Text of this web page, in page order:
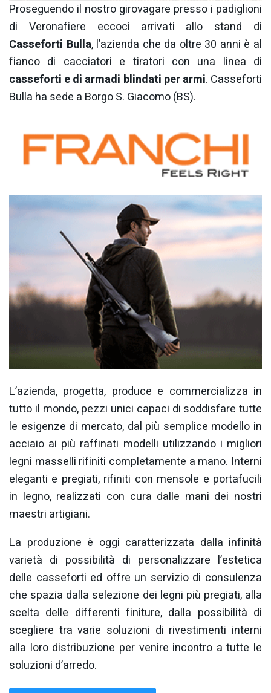
Proseguendo il nostro girovagare presso i padiglioni
di Veronafiere eccoci arrivati allo stand di
Casseforti Bulla, l’azienda che da oltre 30 anni è al
fianco di cacciatori e tiratori con una linea di
casseforti e di armadi blindati per armi. Casseforti
Bulla ha sede a Borgo S. Giacomo (BS).
L’azienda, progetta, produce e commercializza in
tutto il mondo, pezzi unici capaci di soddisfare tutte
le esigenze di mercato, dal più semplice modello in
acciaio ai più raffinati modelli utilizzando i migliori
legni masselli rifiniti completamente a mano. Interni
eleganti e pregiati, rifiniti con mensole e portafucili
in legno, realizzati con cura dalle mani dei nostri
maestri artigiani.
La produzione è oggi caratterizzata dalla infinità
varietà di possibilità di personalizzare l’estetica
delle casseforti ed offre un servizio di consulenza
che spazia dalla selezione dei legni più pregiati, alla
scelta delle differenti finiture, dalla possibilità di
scegliere tra varie soluzioni di rivestimenti interni
alla loro distribuzione per venire incontro a tutte le
soluzioni d’arredo.